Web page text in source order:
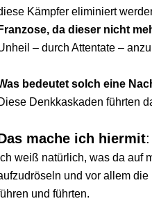
Kämpfer eliminiert
Franzose, da dieser nicht
– durch Attentate –
bedeutet solch eine
Denkkaskaden führten
mache ich hiermit:
Ich weiß natürlich, was da auf
und vor allem
und führten.